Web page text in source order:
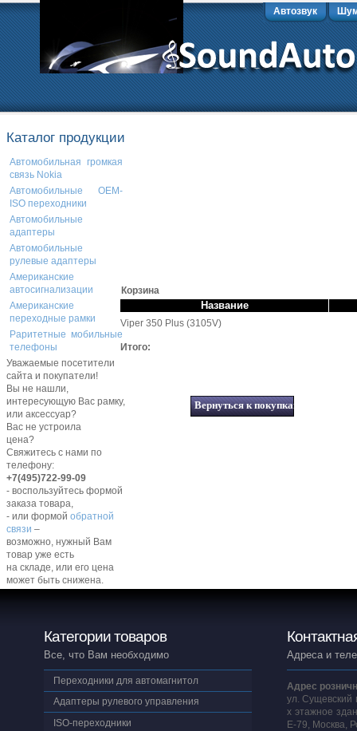
Автозвук
Каталог продукции
Автомобильная громкая
связь Nokia
Автомобильные OEM-
ISO переходники
Автомобильные
адаптеры
Автомобильные
рулевые адаптеры
Американские
автосигнализации
Американские
переходные рамки
Раритетные мобильные
телефоны
Уважаемые посетители
сайта и покупатели!
Вы не нашли,
интересующую Вас рамку,
или аксессуар?
Вас не устроила
цена?
Свяжитесь с нами по
телефону:
+7(495)722-99-09
- воспользуйтесь формой
заказа товара,
- или формой обратной
связи –
возможно, нужный Вам
товар уже есть
на складе, или его цена
может быть снижена.
Корзина
Название
Viper 350 Plus (3105V)
Итого:
Категории товаров
Все, что Вам необходимо
Переходники для автомагнитол
Адаптеры рулевого управления
ISO-переходники
Адреса и
Адрес
ул. Сущевский
х этажное
E-79, Москва,